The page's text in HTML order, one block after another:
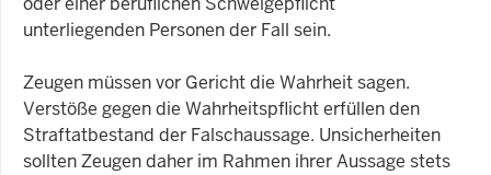
unterliegenden Personen der Fall sein.
Zeugen müssen vor Gericht die Wahrheit sagen.
Verstöße gegen die Wahrheitspflicht erfüllen den
Straftatbestand der Falschaussage. Unsicherheiten
sollten Zeugen daher im Rahmen ihrer Aussage stets